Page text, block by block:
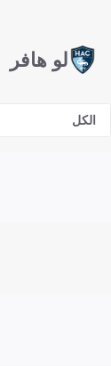
لو هافر
الكل